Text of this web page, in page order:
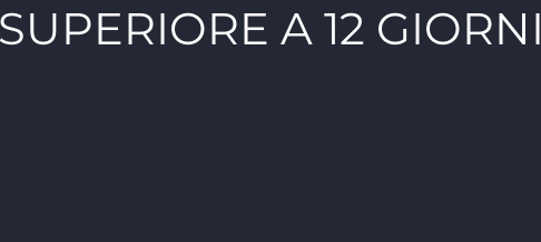
A 12 GIORNI